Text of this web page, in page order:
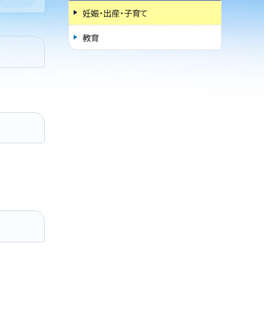
妊娠・出産・子育て
教育